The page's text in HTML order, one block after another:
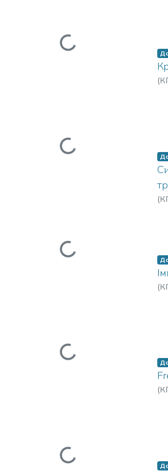
Вантажиться...
Вантажиться...
(
Вантажиться...
(
Вантажиться...
(
Вантажиться...
(